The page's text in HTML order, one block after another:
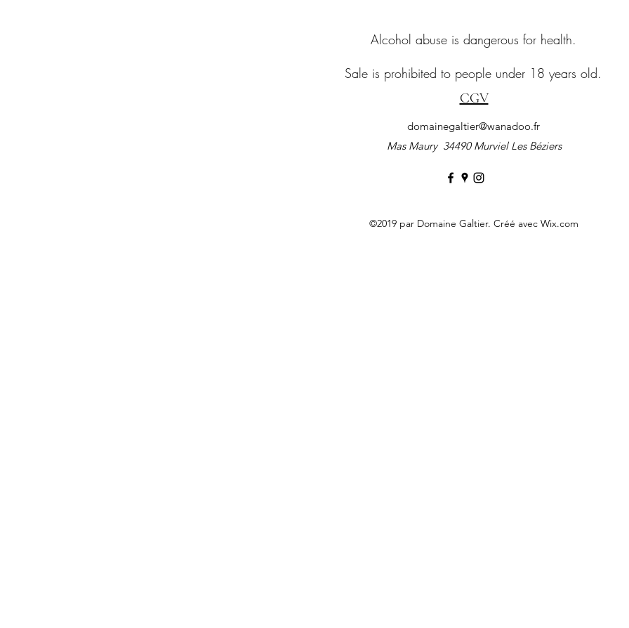
Alcohol abuse is dangerous for health.
Sale is prohibited to people under 18 years old.
CGV
domainegaltier@wanadoo.fr
Mas Maury 34490 Murviel Les Béziers
©2019 par Domaine Galtier. Créé avec Wix.com